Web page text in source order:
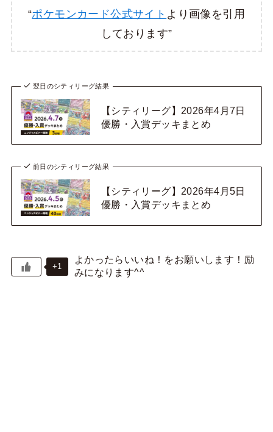
“ポケモンカード公式サイト より画像を引用
しております”
翌日のシティリーグ結果
【シティリーグ】2026年4月7日
優勝・入賞デッキまとめ
前日のシティリーグ結果
【シティリーグ】2026年4月5日
優勝・入賞デッキまとめ
+1